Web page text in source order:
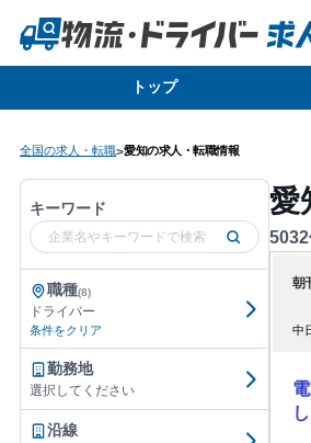
トップ
全国の求人・転職>愛知の求人・転職情報
キーワード
職種(8)
ドライバー
条件をクリア
勤務地
選択してください
沿線
愛
5032
朝
中